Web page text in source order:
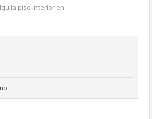
piso interior en…